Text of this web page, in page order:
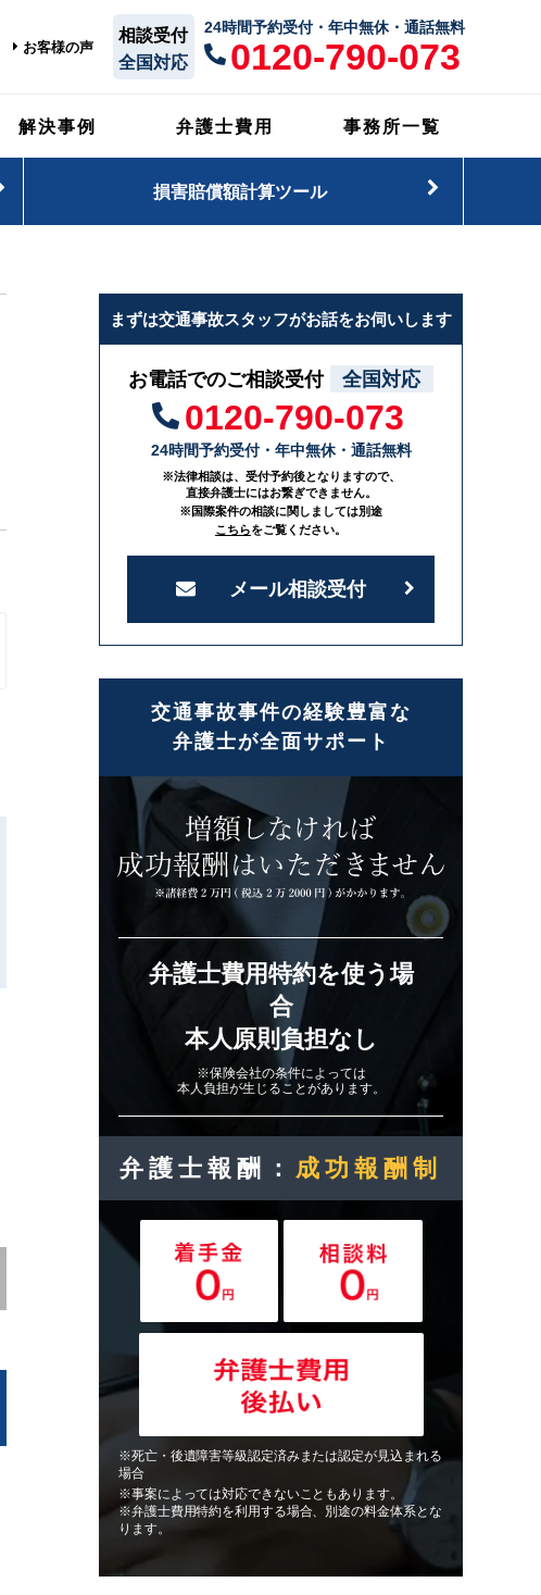
お客様の声
相談受付
全国対応
24時間予約受付・年中無休・通話無料
0120-790-073
解決事例 弁護士費用 事務所一覧
損害賠償額計算ツール
まずは交通事故スタッフがお話をお伺いします
お電話でのご相談受付 全国対応
0120-790-073
24時間予約受付・年中無休・通話無料
※法律相談は、受付予約後となりますので、
直接弁護士にはお繋ぎできません。
※国際案件の相談に関しましては別途
こちらをご覧ください。
メール相談受付
交通事故事件の経験豊富な
弁護士が全面サポート
弁護士費用特約を使う場
合
本人原則負担なし
※保険会社の条件によっては
本人負担が生じることがあります。
弁護士報酬： 成功報酬制
※死亡・後遺障害等級認定済みまたは認定が見込まれる
場合
※事案によっては対応できないこともあります。
※弁護士費用特約を利用する場合、別途の料金体系とな
ります。